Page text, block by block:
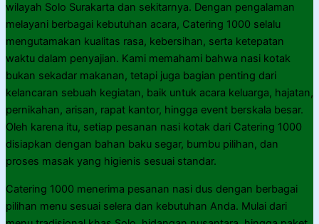
wilayah Solo Surakarta dan sekitarnya. Dengan pengalaman
melayani berbagai kebutuhan acara, Catering 1000 selalu
mengutamakan kualitas rasa, kebersihan, serta ketepatan
waktu dalam penyajian. Kami memahami bahwa nasi kotak
bukan sekadar makanan, tetapi juga bagian penting dari
kelancaran sebuah kegiatan, baik untuk acara keluarga, hajatan,
pernikahan, arisan, rapat kantor, hingga event berskala besar.
Oleh karena itu, setiap pesanan nasi kotak dari Catering 1000
disiapkan dengan bahan baku segar, bumbu pilihan, dan
proses masak yang higienis sesuai standar.
Catering 1000 menerima pesanan nasi dus dengan berbagai
pilihan menu sesuai selera dan kebutuhan Anda. Mulai dari